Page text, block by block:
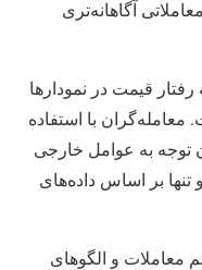
آگاهانه‌تری
قیمت در نمودارها
با استفاده
توجه به عوامل خارجی
تنها بر اساس داده‌های
معاملات و الگوهای